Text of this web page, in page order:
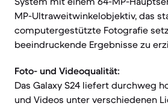
MP-Ultraweitwinkelobjektiv, das
computergestützte Fotografie
beeindruckende Ergebnisse zu
Foto- und Videoqualität:
Das Galaxy S24 liefert durchweg
und Videos unter verschiedenen